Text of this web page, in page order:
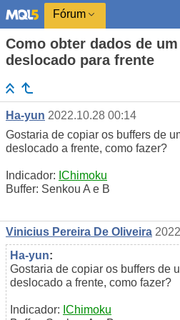
Fórum
Como obter dados de
deslocado para frente
Ha-yun 2022.10.28 00:14
Gostaria de copiar os buffers de
deslocado a frente, como fazer?
Indicador: IChimoku
Buffer: Senkou A e B
Vinicius Pereira De Oliveira
Ha-yun:
Gostaria de copiar os buffers de
deslocado a frente, como fazer?
Indicador: IChimoku